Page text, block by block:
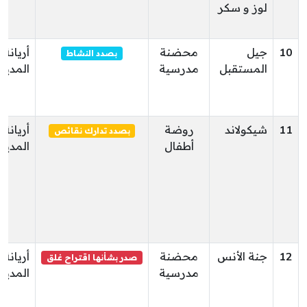
لوز و سكر
10
جيل
المستقبل
محضنة
مدرسية
بصدد النشاط
أريانة
11 شيكولاند
روضة
أطفال
بصدد تدارك نقائص
أريانة
12 جنة الأنس
محضنة
مدرسية
صدر بشأنها اقتراح غلق
أريانة